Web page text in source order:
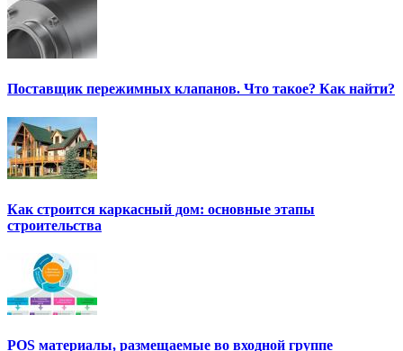
Поставщик пережимных клапанов. Что такое? Как найти?
Как строится каркасный дом: основные этапы
строительства
POS материалы, размещаемые во входной группе